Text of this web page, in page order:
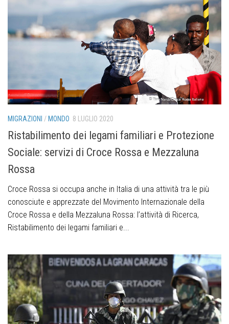
MIGRAZIONI / MONDO 8 LUGLIO 2020
Ristabilimento dei legami familiari e Protezione
Sociale: servizi di Croce Rossa e Mezzaluna
Rossa
Croce Rossa si occupa anche in Italia di una attività tra le più
conosciute e apprezzate del Movimento Internazionale della
Croce Rossa e della Mezzaluna Rossa: l’attività di Ricerca,
Ristabilimento dei legami familiari e...